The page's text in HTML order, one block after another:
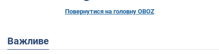
Повернутися на головну OBOZ
Важливе